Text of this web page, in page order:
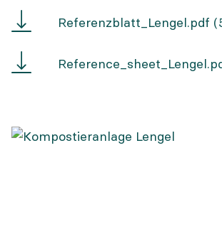
Referenzblatt
Referenzblatt_Lengel.pdf
Reference